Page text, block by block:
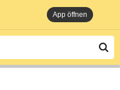
App öffnen